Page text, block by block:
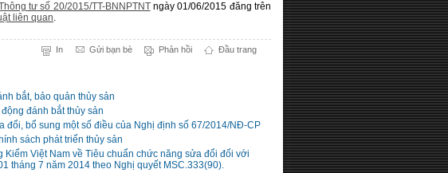
tư số 20/2015/TT-BNNPTNTngày 01/06/2015 đăng trên
liên quan.
In Gửi bạn bè Phản hồi Đầu trang
bắt, bảo quản thủy sản
đánh bắt thủy sản
đổi, bổ sung một số điều của Nghị định số 67/2014/NĐ-CP
sách phát triển thủy sản
Việt Nam về Tiêu chuẩn chức năng sửa đổi đối với
tháng 7 năm 2014 theo Nghị quyết MSC.333(90).